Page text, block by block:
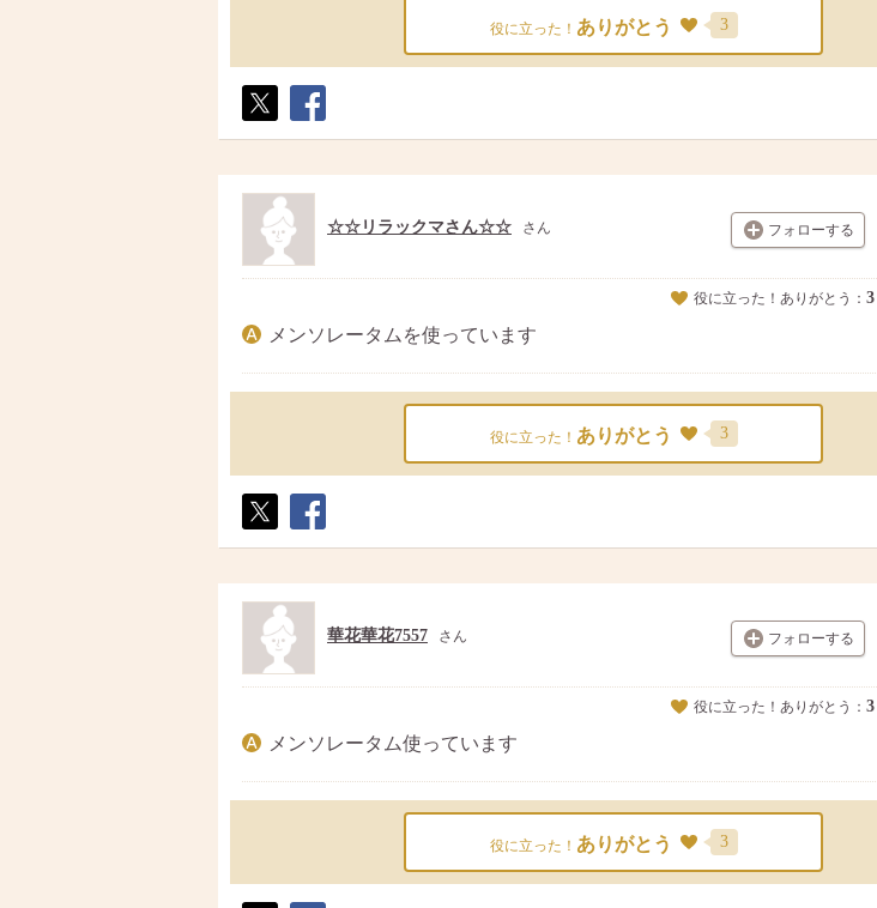
役に立った！ ありがとう 3
ト
ア
フォローする
☆☆リラックマさん☆☆ さん
役に立った！ありがとう： 3
メンソレータムを使っています
役に立った！ ありがとう 3
ト
ア
フォローする
華花華花7557 さん
役に立った！ありがとう： 3
メンソレータム使っています
役に立った！ ありがとう 3